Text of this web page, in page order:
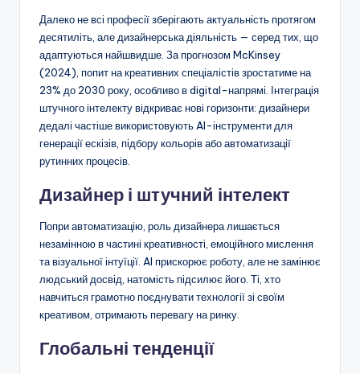
Далеко не всі професії зберігають актуальність протягом
десятиліть, але дизайнерська діяльність — серед тих, що
адаптуються найшвидше. За прогнозом McKinsey
(2024), попит на креативних спеціалістів зростатиме на
23% до 2030 року, особливо в digital-напрямі. Інтеграція
штучного інтелекту відкриває нові горизонти: дизайнери
дедалі частіше використовують AI-інструменти для
генерації ескізів, підбору кольорів або автоматизації
рутинних процесів.
Дизайнер і штучний інтелект
Попри автоматизацію, роль дизайнера лишається
незамінною в частині креативності, емоційного мислення
та візуальної інтуїції. AI прискорює роботу, але не замінює
людський досвід, натомість підсилює його. Ті, хто
навчиться грамотно поєднувати технології зі своїм
креативом, отримають перевагу на ринку.
Глобальні тенденції